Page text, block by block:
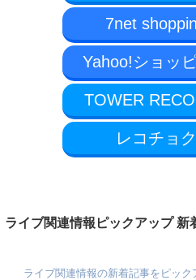
7net
Yahoo!ショッ
TOWER
レコチョ
ライブ関連情報ピックアップ 新
ライブ関連情報の新着記事をピック